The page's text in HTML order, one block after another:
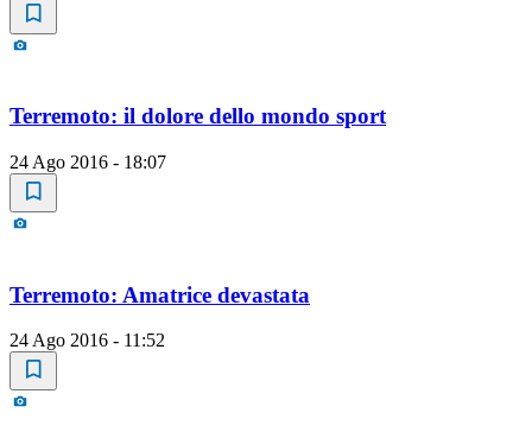
Terremoto: il dolore dello mondo sport
24 Ago 2016 - 18:07
Terremoto: Amatrice devastata
24 Ago 2016 - 11:52